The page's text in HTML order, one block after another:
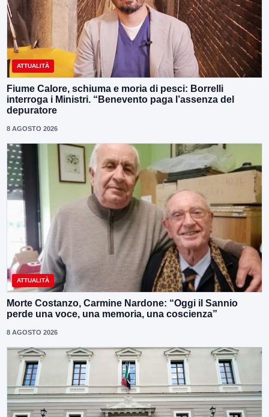
ATTUALITÀ
Fiume Calore, schiuma e moria di pesci: Borrelli
interroga i Ministri. “Benevento paga l’assenza del
depuratore
8 AGOSTO 2026
ATTUALITÀ
Morte Costanzo, Carmine Nardone: “Oggi il Sannio
perde una voce, una memoria, una coscienza”
8 AGOSTO 2026